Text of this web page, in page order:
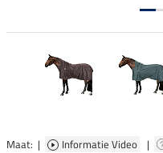
Maat: |
Informatie Video |